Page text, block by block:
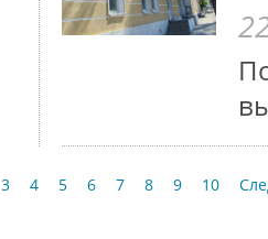
3 4 5 6 7 8 9 10